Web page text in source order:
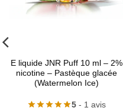
E liquide JNR Puff 10 ml – 2%
nicotine – Pastèque glacée
(Watermelon Ice)
5- 1 avis